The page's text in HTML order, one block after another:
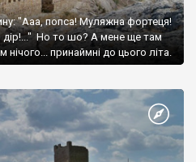
"Ааа, попса! Муляжна фортеця!
дір!..." Но то шо? А мене ще там
принаймні до цього літа.